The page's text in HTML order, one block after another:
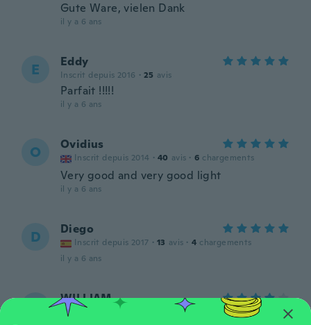
Gute Ware, vielen Dank
il y a 6 ans
E Eddy
Inscrit depuis 2016 · 25 avis
Parfait !!!!!
il y a 6 ans
O Ovidius
Inscrit depuis 2014 · 40 avis · 6 chargements
Very good and very good light
il y a 6 ans
D Diego
Inscrit depuis 2017 · 13 avis · 4 chargements
il y a 6 ans
WILLIAM